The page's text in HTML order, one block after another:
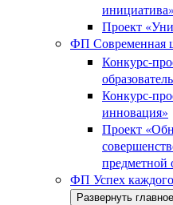
инициатива»
Проект
ФП Современная
Конкурс-
Конкурс-
инновация»
Проект
предметной
ФП Успех
Развернуть